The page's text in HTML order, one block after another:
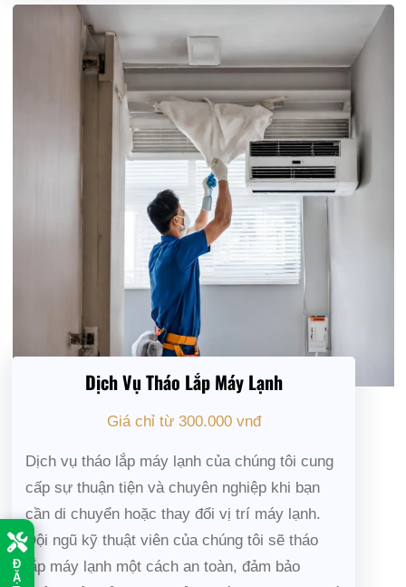
Đ
Ặ
Dịch Vụ Tháo Lắp Máy Lạnh
Giá chỉ từ 300.000 vnđ
Dịch vụ tháo lắp máy lạnh của chúng tôi cung
cấp sự thuận tiện và chuyên nghiệp khi bạn
cần di chuyển hoặc thay đổi vị trí máy lạnh.
Đội ngũ kỹ thuật viên của chúng tôi sẽ tháo
lắp máy lạnh một cách an toàn, đảm bảo